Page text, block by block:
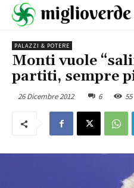
PALAZZI & POTERE
Monti vuole
partiti, sempre
26 Dicembre 2012 6 55